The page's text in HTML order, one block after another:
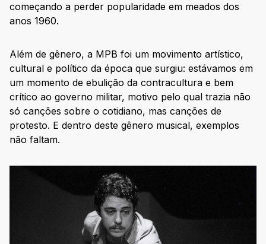
começando a perder popularidade em meados dos
anos 1960.
Além de gênero, a MPB foi um movimento artístico,
cultural e político da época que surgiu: estávamos em
um momento de ebulição da contracultura e bem
crítico ao governo militar, motivo pelo qual trazia não
só canções sobre o cotidiano, mas canções de
protesto. E dentro deste gênero musical, exemplos
não faltam.